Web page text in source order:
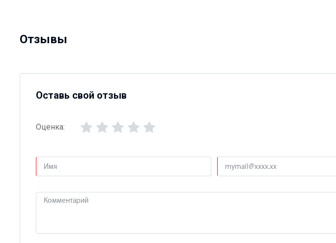
Отзывы
Оставь свой отзыв
Оценка: